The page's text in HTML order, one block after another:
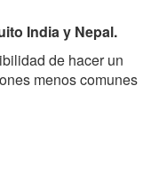
India y Nepal.
de hacer un
menos comunes